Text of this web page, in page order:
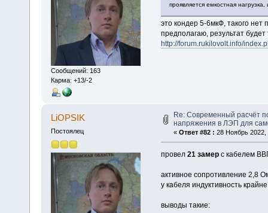
Сообщений: 163
Карма: +13/-2
проявляется емкостная
это кондер 5-6мкФ, такого нет
предполагаю, результат будет
http://forum.rukilovolt.info/
LiOPSIK
Постоялец
Re: Современный расчёт
напряжения в ЛЭП для
« Ответ #82 : 28 Ноябрь 2022,
провел 21 замерс кабелем
активное сопротивление 2,8
у кабеля индуктивность
выводы такие: